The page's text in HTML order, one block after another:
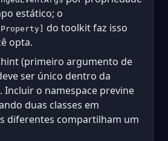
estático; o
do toolkit faz isso
opta.
(primeiro argumento de
ser único dentro da
Incluir o namespace previne
duas classes em
diferentes compartilham um